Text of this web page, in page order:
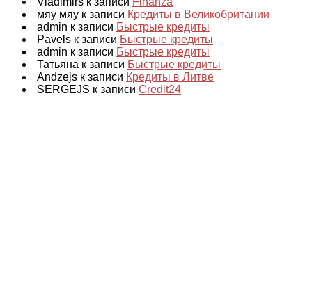
мяу мяу к записи Кредиты в Великобритании
admin к записи Быстрые кредиты
Pavels к записи Быстрые кредиты
admin к записи Быстрые кредиты
Татьяна к записи Быстрые кредиты
Andzejs к записи Кредиты в Литве
SERGEJS к записи Credit24